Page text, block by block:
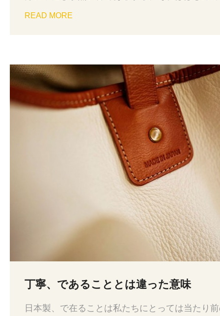
る。いずれ生まれる、新しい「価値」価値観に
READ MORE
丁寧、であることとは違った意味
日本製、で在ることは私たちにとっては当たり